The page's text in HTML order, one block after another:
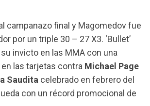
campanazo final y Magomedov fue
por un triple 30 – 27 X3. ‘Bullet’
invicto en las MMA con una
las tarjetas contra Michael Page
Saudita celebrado en febrero del
con un récord promocional de